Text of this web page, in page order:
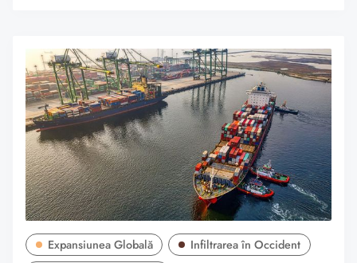
Expansiunea Globală
Infiltrarea în Occident